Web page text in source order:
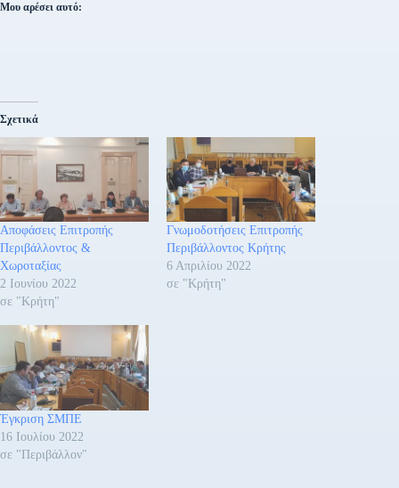
Μου αρέσει αυτό:
Σχετικά
Αποφάσεις Επιτροπής
Περιβάλλοντος &
Χωροταξίας
2 Ιουνίου 2022
σε "Κρήτη"
Γνωμοδοτήσεις Επιτροπής
Περιβάλλοντος Κρήτης
6 Απριλίου 2022
σε "Κρήτη"
Έγκριση ΣΜΠΕ
16 Ιουλίου 2022
σε "Περιβάλλον"